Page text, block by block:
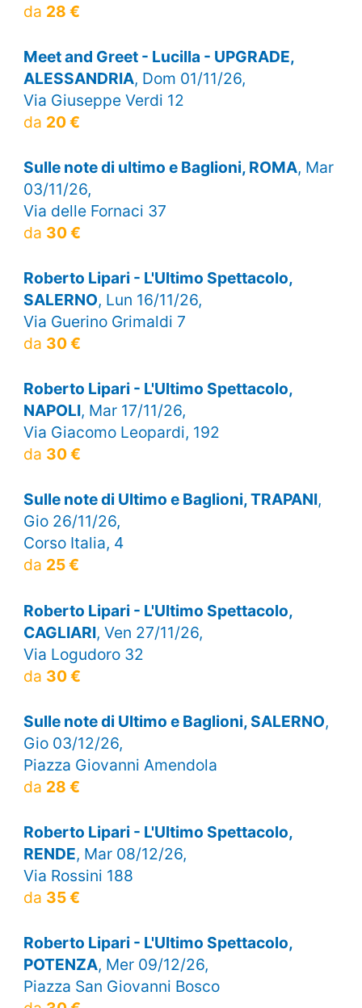
da 28 €
Meet and Greet - Lucilla - UPGRADE,
ALESSANDRIA, Dom 01/11/26,
Via Giuseppe Verdi 12
da 20 €
Sulle note di ultimo e Baglioni, ROMA, Mar
03/11/26,
Via delle Fornaci 37
da 30 €
Roberto Lipari - L'Ultimo Spettacolo,
SALERNO, Lun 16/11/26,
Via Guerino Grimaldi 7
da 30 €
Roberto Lipari - L'Ultimo Spettacolo,
NAPOLI, Mar 17/11/26,
Via Giacomo Leopardi, 192
da 30 €
Sulle note di Ultimo e Baglioni, TRAPANI,
Gio 26/11/26,
Corso Italia, 4
da 25 €
Roberto Lipari - L'Ultimo Spettacolo,
CAGLIARI, Ven 27/11/26,
Via Logudoro 32
da 30 €
Sulle note di Ultimo e Baglioni, SALERNO,
Gio 03/12/26,
Piazza Giovanni Amendola
da 28 €
Roberto Lipari - L'Ultimo Spettacolo,
RENDE, Mar 08/12/26,
Via Rossini 188
da 35 €
Roberto Lipari - L'Ultimo Spettacolo,
POTENZA, Mer 09/12/26,
Piazza San Giovanni Bosco